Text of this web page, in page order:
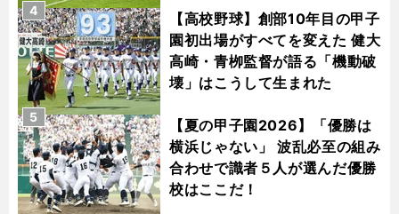
【高校野球】創部10年目の甲子
園初出場がすべてを変えた 健大
高崎・青栁監督が語る「機動破
壊」はこうして生まれた
4
【夏の甲子園2026】「優勝は
横浜じゃない」 波乱必至の組み
合わせで識者５人が選んだ優勝
校はここだ！
5